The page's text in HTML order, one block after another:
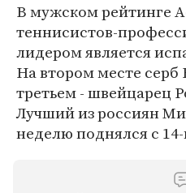
В мужском рейтинге
теннисистов-
лидером является
На втором месте
третьем - швейцарец
Лучший из россиян
неделю поднялся с